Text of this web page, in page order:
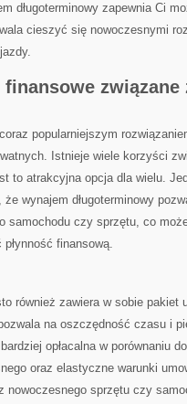
długoterminowy zapewnia Ci
cieszyć się nowoczesnymi
związane
popularniejszym
Istnieje ‍wiele korzyści
to atrakcyjna⁣ opcja dla wielu.
wynajem długoterminowy
samochodu czy sprzętu,⁢ co
finansową.
‍również zawiera ‍w sobie pakiet
na oszczędność‌ czasu i
opłacalna w​ porównaniu
oraz elastyczne warunki
nowoczesnego‌ sprzętu ​czy⁤